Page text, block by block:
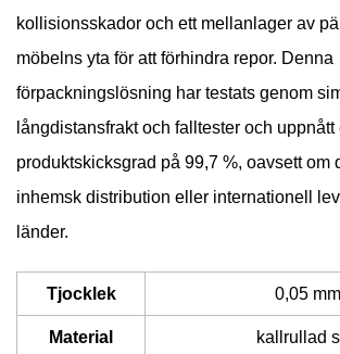
kollisionsskador och ett mellanlager av
möbelns yta för att förhindra repor. Denna
förpackningslösning har testats genom
långdistansfrakt och falltester och uppnått
produktskicksgrad på 99,7 %, oavsett om
inhemsk distribution eller internationell
länder.
Tjocklek 0,05 mm
Material kallrullad